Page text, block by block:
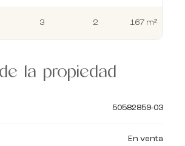
3 2 167 m²
la propiedad
50582859-03
En venta